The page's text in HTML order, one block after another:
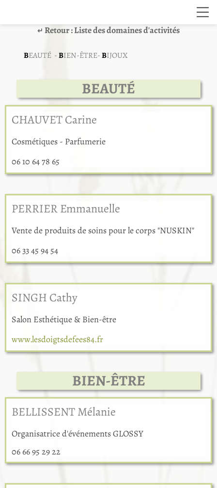
↵ Retour : Liste des domaines d'activités
BEAUTÉ -BIEN-ÊTRE-BIJOUX
BEAUTÉ
CHAUVET Carine
Cosmétiques - Parfumerie
06 10 64 78 65
PERRIER Emmanuelle
Vente de produits de soins pour le corps "NUSKIN"
06 33 45 94 54
SINGH Cathy
Salon Esthétique & Bien-être
www.lesdoigtsdefees84.fr
BIEN-ÊTRE
BELLISSENT Mélanie
Organisatrice d'événements GLOSSY
06 66 95 29 22